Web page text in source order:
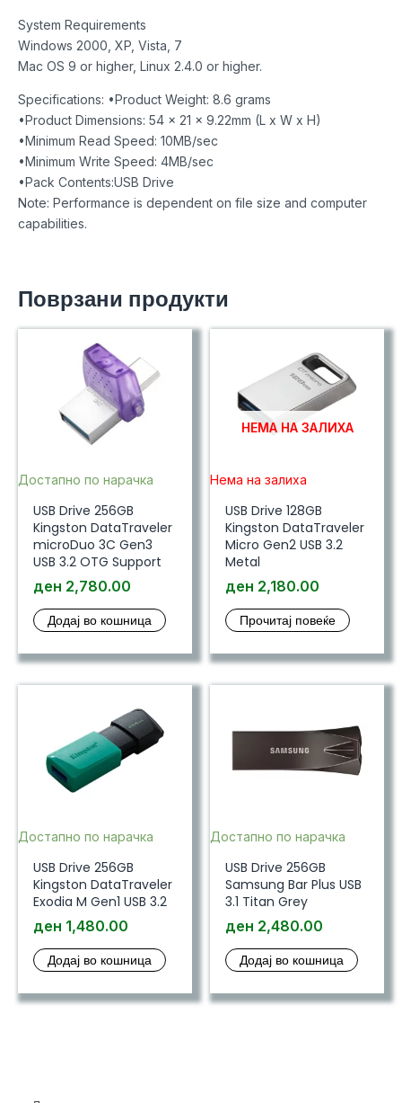
System Requirements
Windows 2000, XP, Vista, 7
Mac OS 9 or higher, Linux 2.4.0 or higher.
Specifications: •Product Weight: 8.6 grams
•Product Dimensions: 54 x 21 x 9.22mm (L x W x H)
•Minimum Read Speed: 10MB/sec
•Minimum Write Speed: 4MB/sec
•Pack Contents:USB Drive
Note: Performance is dependent on file size and computer
capabilities.
Поврзани продукти
Достапно по нарачка
USB Drive 256GB
Kingston DataTraveler
microDuo 3C Gen3
USB 3.2 OTG Support
ден 2,780.00
Додај во кошница
НЕМА НА ЗАЛИХА
Нема на залиха
USB Drive 128GB
Kingston DataTraveler
Micro Gen2 USB 3.2
Metal
ден 2,180.00
Прочитај повеќе
Достапно по нарачка
USB Drive 256GB
Kingston DataTraveler
Exodia M Gen1 USB 3.2
ден 1,480.00
Додај во кошница
Достапно по нарачка
USB Drive 256GB
Samsung Bar Plus USB
3.1 Titan Grey
ден 2,480.00
Додај во кошница